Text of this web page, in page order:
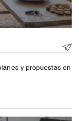
y propuestas en